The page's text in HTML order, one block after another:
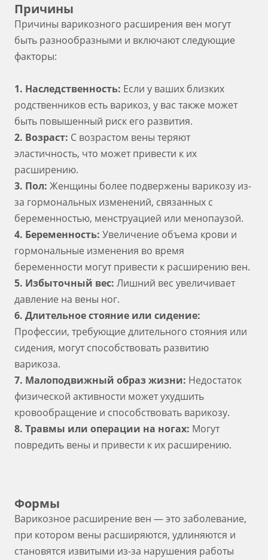
Причины
Причины варикозного расширения вен могут
быть разнообразными и включают следующие
факторы:
1. Наследственность: Если у ваших близких
родственников есть варикоз, у вас также может
быть повышенный риск его развития.
2. Возраст: С возрастом вены теряют
эластичность, что может привести к их
расширению.
3. Пол: Женщины более подвержены варикозу из-
за гормональных изменений, связанных с
беременностью, менструацией или менопаузой.
4. Беременность: Увеличение объема крови и
гормональные изменения во время
беременности могут привести к расширению вен.
5. Избыточный вес: Лишний вес увеличивает
давление на вены ног.
6. Длительное стояние или сидение:
Профессии, требующие длительного стояния или
сидения, могут способствовать развитию
варикоза.
7. Малоподвижный образ жизни: Недостаток
физической активности может ухудшить
кровообращение и способствовать варикозу.
8. Травмы или операции на ногах: Могут
повредить вены и привести к их расширению.
Формы
Варикозное расширение вен — это заболевание,
при котором вены расширяются, удлиняются и
становятся извитыми из-за нарушения работы